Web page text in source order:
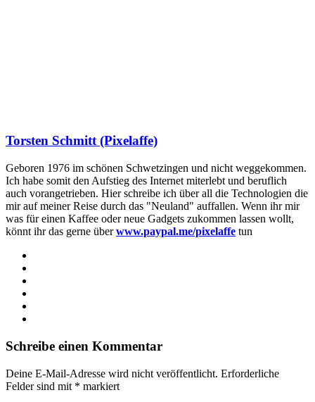
Torsten Schmitt (Pixelaffe)
Geboren 1976 im schönen Schwetzingen und nicht weggekommen.
Ich habe somit den Aufstieg des Internet miterlebt und beruflich
auch vorangetrieben. Hier schreibe ich über all die Technologien die
mir auf meiner Reise durch das "Neuland" auffallen. Wenn ihr mir
was für einen Kaffee oder neue Gadgets zukommen lassen wollt,
könnt ihr das gerne überwww.paypal.me/pixelaffe tun
Schreibe einen Kommentar
Deine E-Mail-Adresse wird nicht veröffentlicht. Erforderliche
Felder sind mit * markiert